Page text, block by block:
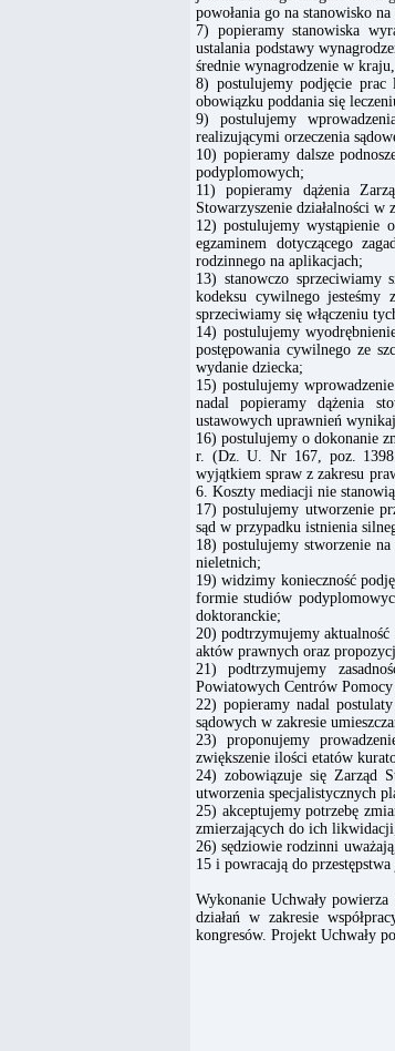
powołania go na stanowisko
7) popieramy stanowiska
ustalania podstawy
średnie wynagrodzenie w
8) postulujemy podjęcie prac
obowiązku poddania się
9) postulujemy
realizującymi orzeczenia
10) popieramy dalsze
podyplomowych;
11) popieramy dążenia
Stowarzyszenie działalności
12) postulujemy wystąpienie
egzaminem dotyczącego
rodzinnego na aplikacjach;
13) stanowczo sprzeciwiamy
kodeksu cywilnego jesteśmy
sprzeciwiamy się włączeniu
14) postulujemy
postępowania cywilnego ze
wydanie dziecka;
15) postulujemy
nadal popieramy dążenia
ustawowych uprawnień
16) postulujemy o dokonanie
r. (Dz. U. Nr 167, poz. 1398
wyjątkiem spraw z zakresu
6. Koszty mediacji nie
17) postulujemy utworzenie
sąd w przypadku istnienia
18) postulujemy stworzenie
nieletnich;
19) widzimy konieczność
formie studiów
doktoranckie;
20) podtrzymujemy
aktów prawnych oraz
21) podtrzymujemy
Powiatowych Centrów Pomocy
22) popieramy nadal
sądowych w zakresie
23) proponujemy
zwiększenie ilości etatów
24) zobowiązuje się Zarząd
utworzenia specjalistycznych
25) akceptujemy potrzebę
zmierzających do ich
26) sędziowie rodzinni
15 i powracają do
Wykonanie Uchwały
działań w zakresie
kongresów. Projekt Uchwały